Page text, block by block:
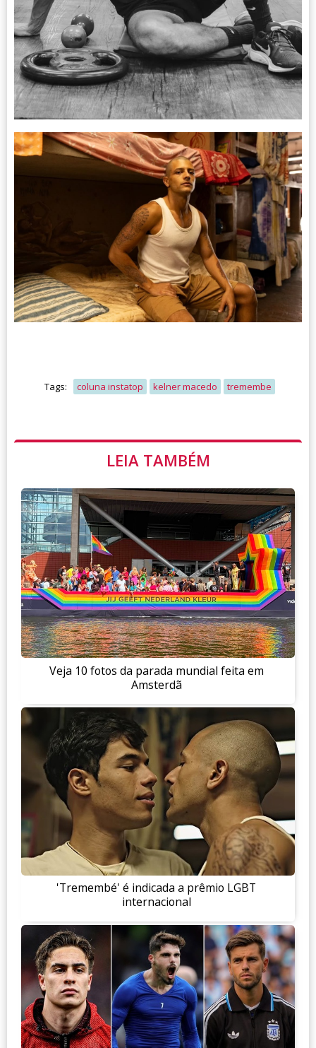
Tags: coluna instatop kelner macedo tremembe
LEIA TAMBÉM
Veja 10 fotos da parada mundial feita em
Amsterdã
'Tremembé' é indicada a prêmio LGBT
internacional